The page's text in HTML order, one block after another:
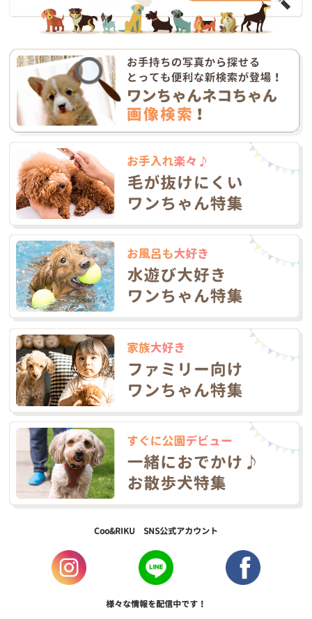
Coo&RIKU SNS公式アカウント
様々な情報を配信中です！